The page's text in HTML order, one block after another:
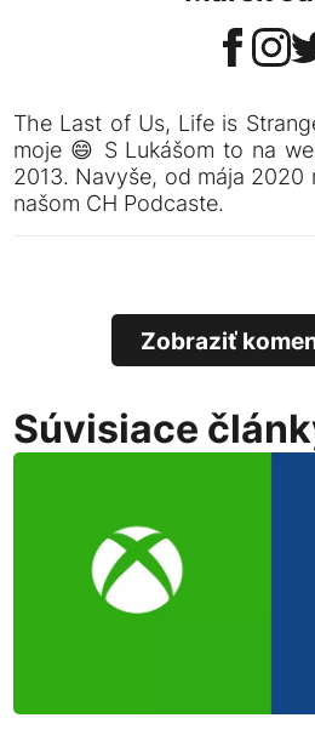
The Last of Us, Life is
moje 😄 S Lukášom to na
2013. Navyše, od mája 2020
našom CH Podcaste.
Zobraziť
Súvisiace